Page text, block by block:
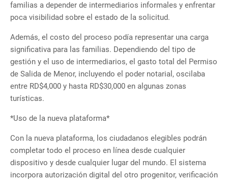
familias a depender de intermediarios informales y enfrentar
poca visibilidad sobre el estado de la solicitud.
Además, el costo del proceso podía representar una carga
significativa para las familias. Dependiendo del tipo de
gestión y el uso de intermediarios, el gasto total del Permiso
de Salida de Menor, incluyendo el poder notarial, oscilaba
entre RD$4,000 y hasta RD$30,000 en algunas zonas
turísticas.
*Uso de la nueva plataforma*
Con la nueva plataforma, los ciudadanos elegibles podrán
completar todo el proceso en línea desde cualquier
dispositivo y desde cualquier lugar del mundo. El sistema
incorpora autorización digital del otro progenitor, verificación